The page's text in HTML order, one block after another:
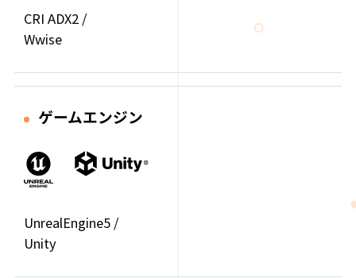
CRI ADX2 /
Wwise
ゲームエンジン
UnrealEngine5 /
Unity